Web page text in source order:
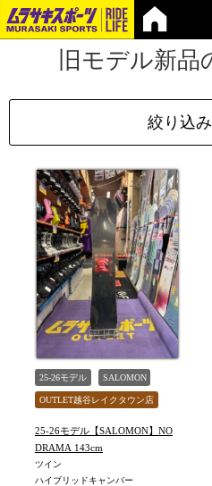
旧モデル新品
絞り込
ブランド
在庫店舗
TYPE
25-26モデル SALOMON
OUTLET越谷レイクタウン店
値下げしました
25-26モデル【SALOMON】NO
DRAMA 143cm
ツイン
ハイブリッドキャンバー